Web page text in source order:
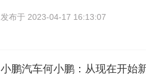
发布于 2023-04-17 16:13:07
小鹏汽车何小鹏：从现在开始